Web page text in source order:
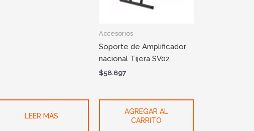
LEER MÁS
Accesorios
Soporte de Amplificador
nacional Tijera SV02
$58.697
AGREGAR AL
CARRITO